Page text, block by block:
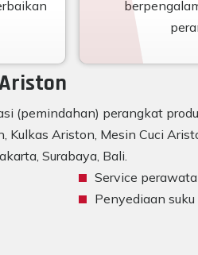
(pemindahan) perangkat
Ariston, Mesin Cuci
Surabaya, Bali.
Service
Penyediaan suku